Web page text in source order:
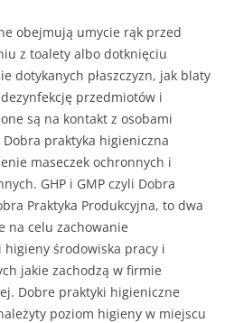
obejmują umycie rąk przed
z toalety albo dotknięciu
dotykanych płaszczyzn, jak blaty
przedmiotów i
są na kontakt z osobami
praktyka higieniczna
maseczek ochronnych i
GHP i GMP czyli Dobra
Praktyka Produkcyjna, to dwa
na celu zachowanie
środowiska pracy i
jakie zachodzą w firmie
Dobre praktyki higieniczne
poziom higieny w miejscu